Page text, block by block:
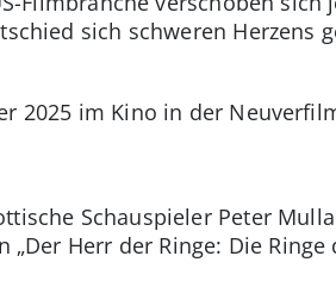
sich schweren Herzens
2025 im Kino in der
Schauspieler Peter
Herr der Ringe: Die